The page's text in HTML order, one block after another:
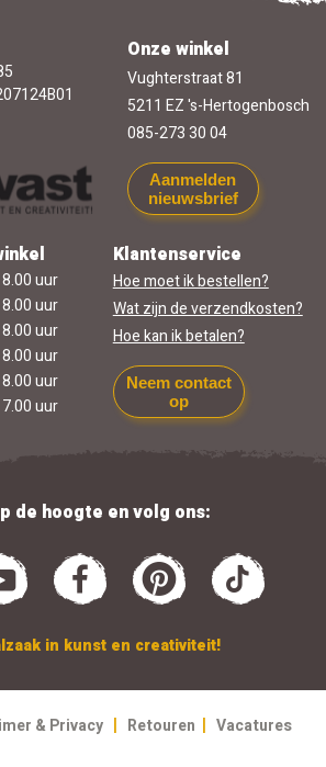
Onze winkel
Vughterstraat 81
5211 EZ 's-Hertogenbosch
085-273 30 04
Aanmelden
nieuwsbrief
uur
uur
uur
uur
uur
uur
Klantenservice
Hoe moet ik bestellen?
Wat zijn de verzendkosten?
Hoe kan ik betalen?
Neem contact
op
de hoogte en volg ons:
in kunst en creativiteit!
& Privacy | Retouren | Vacatures